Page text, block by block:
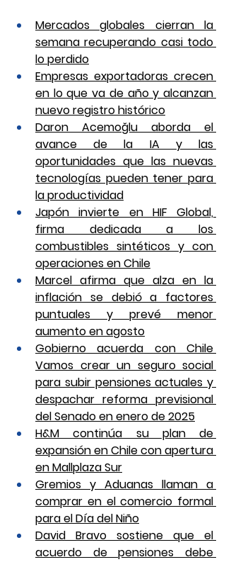
Mercados globales cierran la
semana recuperando casi todo
lo perdido
Empresas exportadoras crecen
en lo que va de año y alcanzan
nuevo registro histórico
Daron Acemoğlu aborda el
avance de la IA y las
oportunidades que las nuevas
tecnologías pueden tener para
la productividad
Japón invierte en HIF Global,
firma dedicada a los
combustibles sintéticos y con
operaciones en Chile
Marcel afirma que alza en la
inflación se debió a factores
puntuales y prevé menor
aumento en agosto
Gobierno acuerda con Chile
Vamos crear un seguro social
para subir pensiones actuales y
despachar reforma previsional
del Senado en enero de 2025
H&M continúa su plan de
expansión en Chile con apertura
en Mallplaza Sur
Gremios y Aduanas llaman a
comprar en el comercio formal
para el Día del Niño
David Bravo sostiene que el
acuerdo de pensiones debe